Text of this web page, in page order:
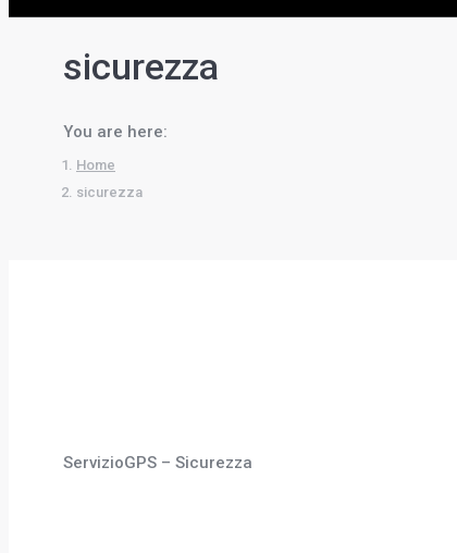
sicurezza
You are here:
Home
sicurezza
ServizioGPS – Sicurezza